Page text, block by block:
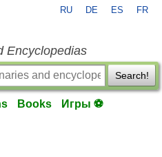
RU DE ES FR
Encyclopedias
Search!
Books Игры ⚽